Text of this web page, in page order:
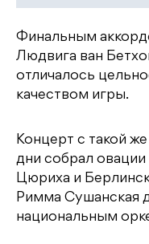
Финальным
Людвига ван
отличалось
качеством игры.
Концерт с такой
дни собрал овации
Цюриха и
Римма Сушанская
национальным